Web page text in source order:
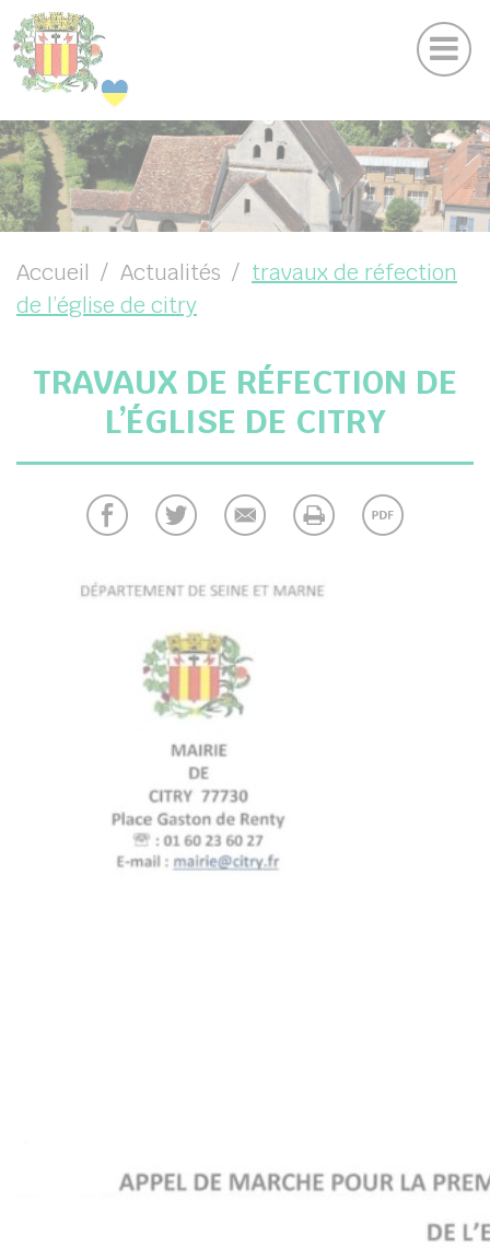
( VOTRE MAIRIE )
( VOTRE COMMUNE )
( VOS SERVICES )
( VIE LOCALE )
Plan du site
Mentions légales et politique de
Suivez-nous sur Facebook
Accueil Actualités
travaux de réfection
de l’église de citry
TRAVAUX DE RÉFECTION DE
L’ÉGLISE DE CITRY
Panneau de gestion des cookies